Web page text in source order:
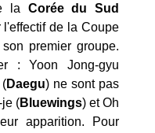
la Corée du Sud
l'effectif de la Coupe
premier groupe.
: Yoon Jong-gyu
Daegu) ne sont pas
(Bluewings) et Oh
apparition. Pour